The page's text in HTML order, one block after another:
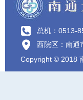
总机：0513-
西院区：南通
Copyright © 2018